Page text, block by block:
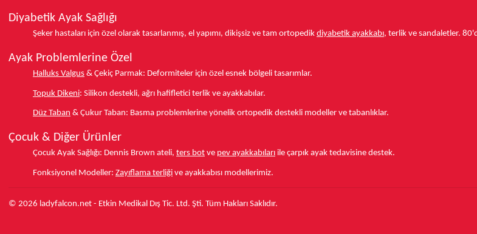
Diyabetik Ayak Sağlığı
Şeker hastaları için özel olarak tasarlanmış, el yapımı, dikişsiz ve tam ortopedik diyabetik ayakkabı, terlik ve sandaletler.
Ayak Problemlerine Özel
Halluks Valgus & Çekiç Parmak: Deformiteler için özel esnek bölgeli tasarımlar.
Topuk Dikeni: Silikon destekli, ağrı hafifletici terlik ve ayakkabılar.
Düz Taban & Çukur Taban: Basma problemlerine yönelik ortopedik destekli modeller ve tabanlıklar.
Çocuk & Diğer Ürünler
Çocuk Ayak Sağlığı: Dennis Brown ateli, ters bot ve pev ayakkabıları ile çarpık ayak tedavisine destek.
Fonksiyonel Modeller: Zayıflama terliği ve ayakkabısı modellerimiz.
© 2026 ladyfalcon.net - Etkin Medikal Dış Tic. Ltd. Şti. Tüm Hakları Saklıdır.